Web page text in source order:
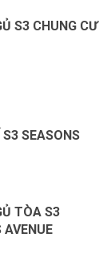
S3 CHUNG CƯ
SEASONS
TÒA S3
AVENUE